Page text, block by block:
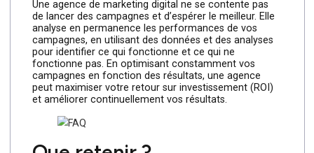
algorithmes émergents régulièrement. Une agence de
marketing digital est agile et capable de s’adapter
rapidement à ces changements. Elle peut ajuster votre
stratégie marketing en fonction des dernières
tendances et des meilleures pratiques, assurant ainsi
la pertinence et l’efficacité de vos campagnes.
6. Une analyse et une
optimisation continue